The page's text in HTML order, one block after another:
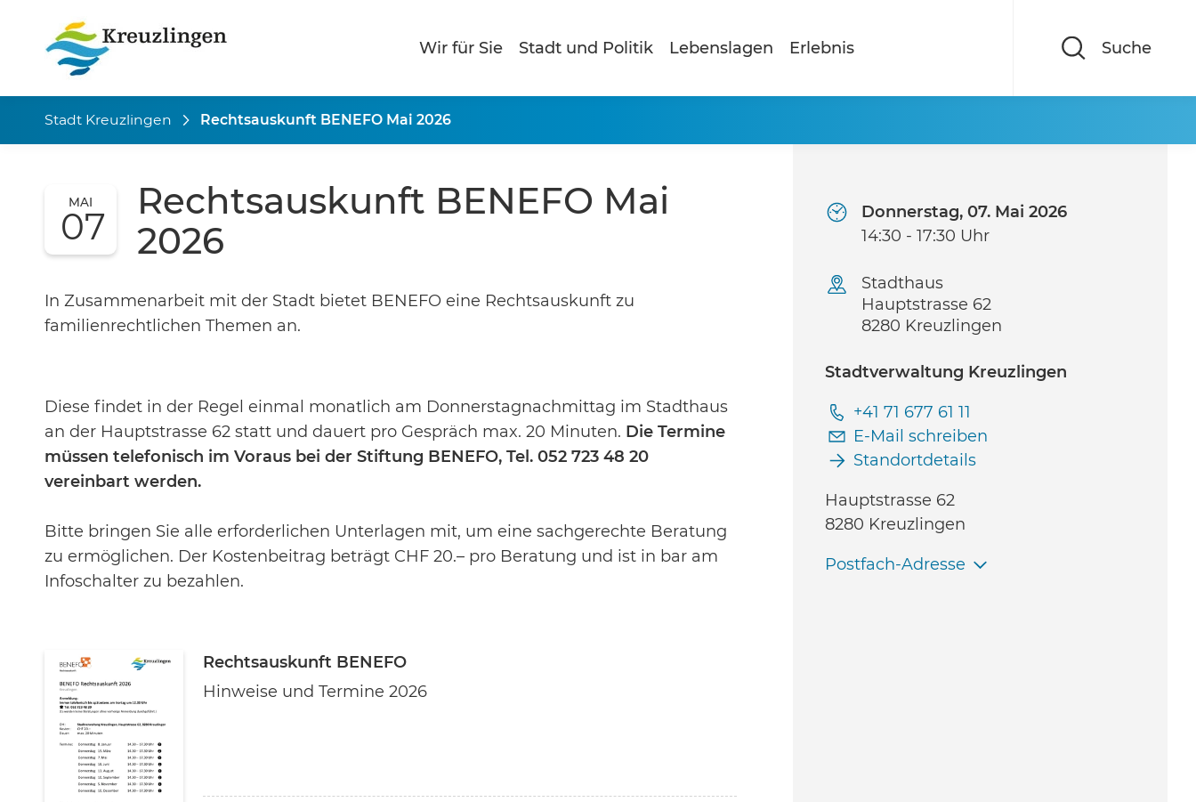
Wir für Sie Stadt und Politik Lebenslagen Erlebnis Suche
Stadt Kreuzlingen Rechtsauskunft BENEFO Mai 2026
MAI
07
Rechtsauskunft BENEFO Mai
2026
In Zusammenarbeit mit der Stadt bietet BENEFO eine Rechtsauskunft zu
familienrechtlichen Themen an.
Diese findet in der Regel einmal monatlich am Donnerstagnachmittag im Stadthaus
an der Hauptstrasse 62 statt und dauert pro Gespräch max. 20 Minuten. Die Termine
müssen telefonisch im Voraus bei der Stiftung BENEFO, Tel. 052 723 48 20
vereinbart werden.
Bitte bringen Sie alle erforderlichen Unterlagen mit, um eine sachgerechte Beratung
zu ermöglichen. Der Kostenbeitrag beträgt CHF 20.– pro Beratung und ist in bar am
Infoschalter zu bezahlen.
Rechtsauskunft BENEFO
Hinweise und Termine 2026
Donnerstag, 07. Mai 2026
14:30 - 17:30 Uhr
Stadthaus
Hauptstrasse 62
8280 Kreuzlingen
Stadtverwaltung Kreuzlingen
+41 71 677 61 11
E-Mail schreiben
Standortdetails
Hauptstrasse 62
8280 Kreuzlingen
Postfach-Adresse